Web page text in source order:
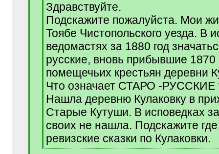
]Здравствуйте.
Подскажите пожалуйста. Мои
Тоябе Чистопольского уезда. В
ведомастях за 1880 год
русские, вновь прибывшие 1870
помещечьих крестьян деревни
Что означает СТАРО -РУССКИЕ
Нашла деревню Кулаковку в
Старые Кутуши. В исповедках
своих не нашла. Подскажите
ревизские сказки по Кулаковки.
[